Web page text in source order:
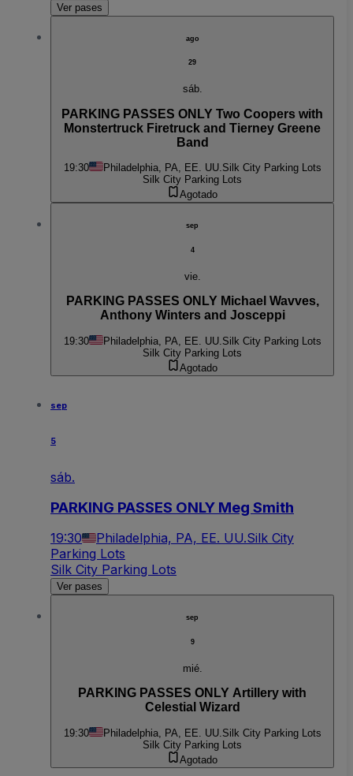
Ver pases
ago
29
sáb.
PARKING PASSES ONLY Two Coopers with
Monstertruck Firetruck and Tierney Greene
Band
19:30 Philadelphia, PA, EE. UU.Silk City Parking Lots
Silk City Parking Lots
Agotado
sep
4
vie.
PARKING PASSES ONLY Michael Wavves,
Anthony Winters and Josceppi
19:30 Philadelphia, PA, EE. UU.Silk City Parking Lots
Silk City Parking Lots
Agotado
sep
5
sáb.
PARKING PASSES ONLY Meg Smith
19:30 Philadelphia, PA, EE. UU.Silk City
Parking Lots
Silk City Parking Lots
Ver pases
sep
9
mié.
PARKING PASSES ONLY Artillery with
Celestial Wizard
19:30 Philadelphia, PA, EE. UU. Silk City Parking Lots
Silk City Parking Lots
Agotado